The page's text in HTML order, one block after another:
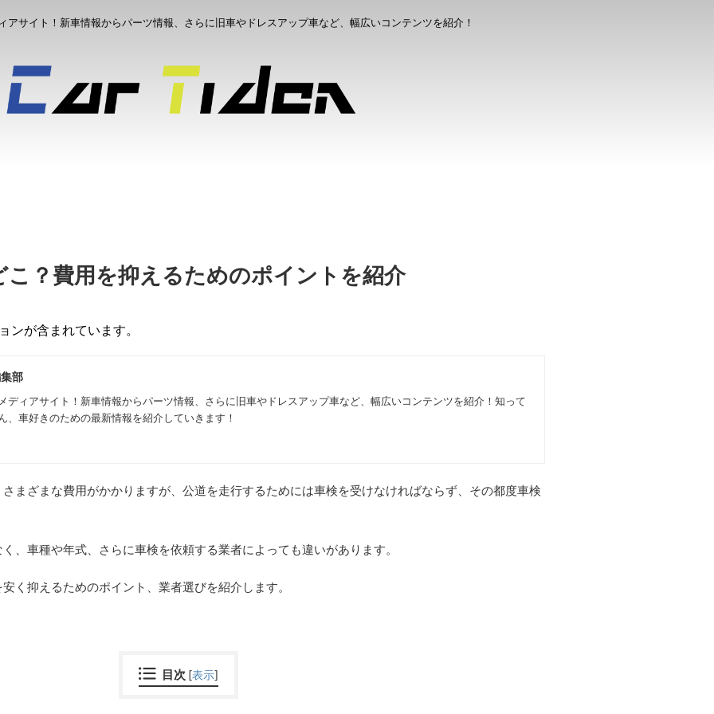
アサイト！新車情報からパーツ情報、さらに旧車やドレスアップ車など、幅広いコンテンツを紹介！
こ？費用を抑えるためのポイントを紹介
ンが含まれています。
部
ディアサイト！新車情報からパーツ情報、さらに旧車やドレスアップ車など、幅広いコンテンツを紹介！知って
、車好きのための最新情報を紹介していきます！
まざまな費用がかかりますが、公道を走行するためには車検を受けなければならず、その都度車検
、車種や年式、さらに車検を依頼する業者によっても違いがあります。
く抑えるためのポイント、業者選びを紹介します。
目次 [表示]